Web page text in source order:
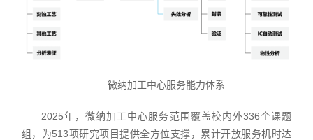
微纳加工中心服务能力体系
2025年，微纳加工中心服务范围覆盖校内外336个课题
组，为513项研究项目提供全方位支撑，累计开放服务机时达